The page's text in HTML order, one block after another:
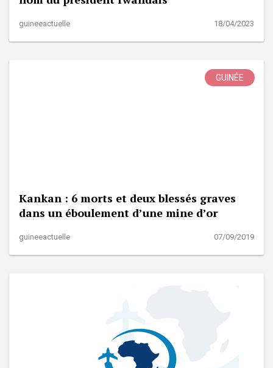
guineeactuelle 18/04/2023
GUINÉE
Kankan : 6 morts et deux blessés graves
dans un éboulement d’une mine d’or
guineeactuelle 07/09/2019